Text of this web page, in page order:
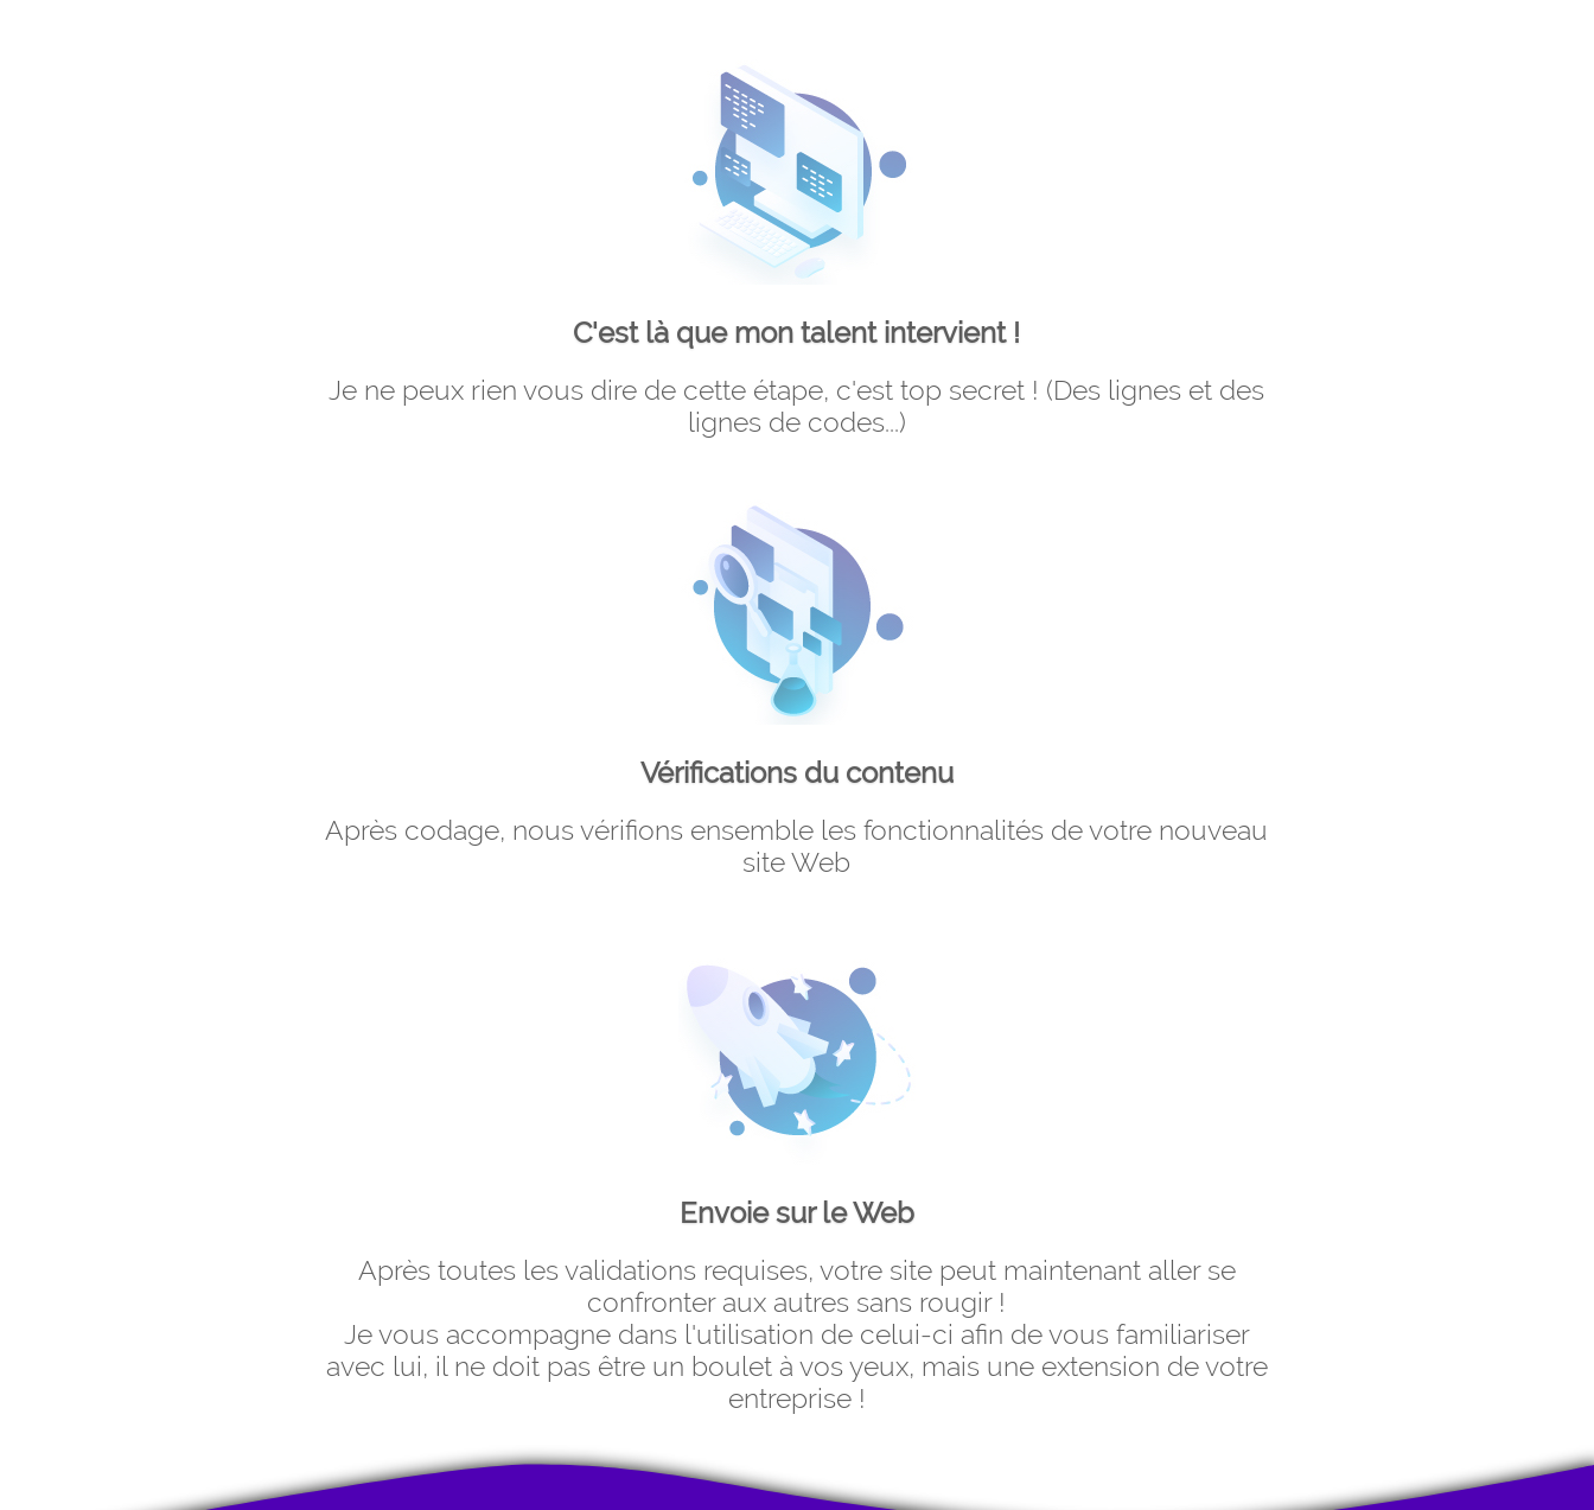
C'est là que mon talent intervient !
Je ne peux rien vous dire de cette étape, c'est top secret ! (Des lignes et des
lignes de codes...)
Vérifications du contenu
Après codage, nous vérifions ensemble les fonctionnalités de votre nouveau
site Web
Envoie sur le Web
Après toutes les validations requises, votre site peut maintenant aller se
confronter aux autres sans rougir !
Je vous accompagne dans l'utilisation de celui-ci afin de vous familiariser
avec lui, il ne doit pas être un boulet à vos yeux, mais une extension de votre
entreprise !